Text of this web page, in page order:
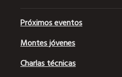
Próximos eventos
Montes jóvenes
Charlas técnicas